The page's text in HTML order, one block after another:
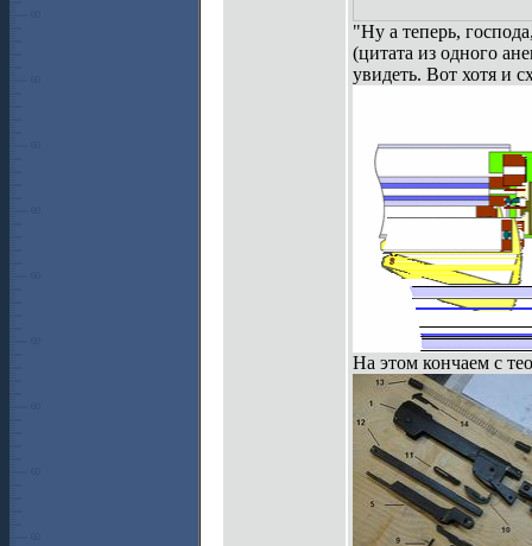
"Ну а теперь,
(цитата из одного
увидеть. Вот хотя и
На этом кончаем с